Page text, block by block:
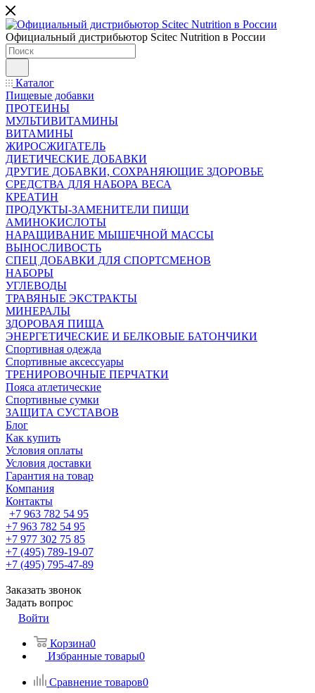
Официальный дистрибьютор Scitec Nutrition в России
Каталог
Пищевые добавки
ПРОТЕИНЫ
МУЛЬТИВИТАМИНЫ
ВИТАМИНЫ
ЖИРОСЖИГАТЕЛЬ
ДИЕТИЧЕСКИЕ ДОБАВКИ
ДРУГИЕ ДОБАВКИ, СОХРАНЯЮЩИЕ ЗДОРОВЬЕ
СРЕДСТВА ДЛЯ НАБОРА ВЕСА
КРЕАТИН
ПРОДУКТЫ-ЗАМЕНИТЕЛИ ПИЩИ
АМИНОКИСЛОТЫ
НАРАЩИВАНИЕ МЫШЕЧНОЙ МАССЫ
ВЫНОСЛИВОСТЬ
СПЕЦ ДОБАВКИ ДЛЯ СПОРТСМЕНОВ
НАБОРЫ
УГЛЕВОДЫ
ТРАВЯНЫЕ ЭКСТРАКТЫ
МИНЕРАЛЫ
ЗДОРОВАЯ ПИЩА
ЭНЕРГЕТИЧЕСКИЕ И БЕЛКОВЫЕ БАТОНЧИКИ
Спортивная одежда
Спортивные аксессуары
ТРЕНИРОВОЧНЫЕ ПЕРЧАТКИ
Пояса атлетические
Спортивные сумки
ЗАЩИТА СУСТАВОВ
Блог
Как купить
Условия оплаты
Условия доставки
Гарантия на товар
Компания
Контакты
+7 963 782 54 95
+7 963 782 54 95
+7 977 302 75 85
+7 (495) 789-19-07
+7 (495) 795-47-89
Заказать звонок
Задать вопрос
Войти
Корзина0
Избранные товары0
Сравнение товаров0